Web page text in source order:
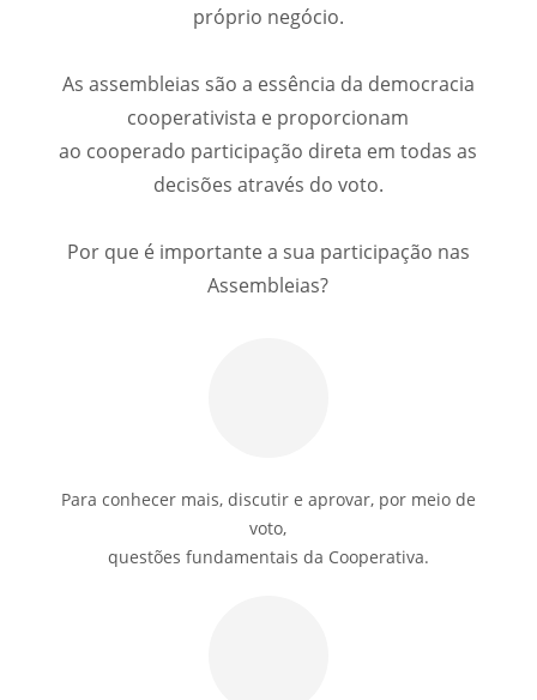
próprio negócio.
As assembleias são a essência da democracia
cooperativista e proporcionam
ao cooperado participação direta em todas as
decisões através do voto.
Por que é importante a sua participação nas
Assembleias?
Para conhecer mais, discutir e aprovar, por meio de
voto,
questões fundamentais da Cooperativa.